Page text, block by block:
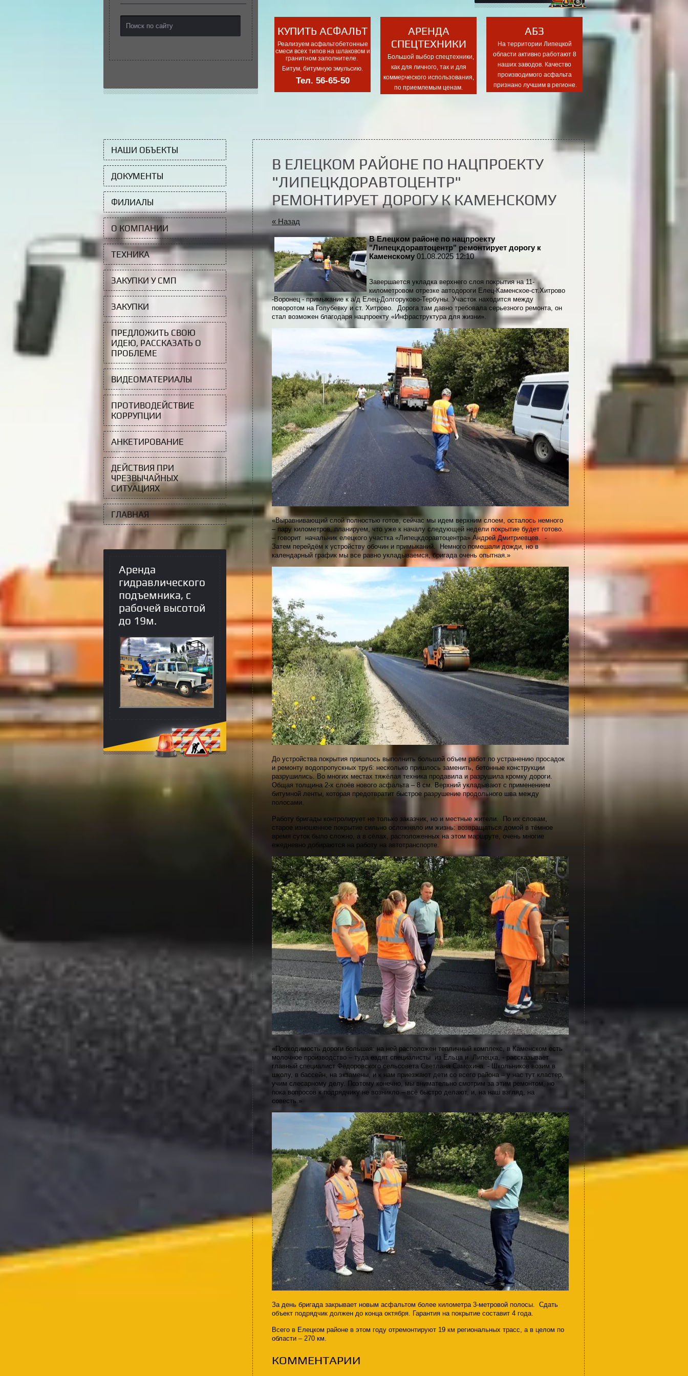
КУПИТЬ АСФАЛЬТ
Реализуем асфальтобетонные
смеси всех типов на шлаковом и
гранитном заполнителе.
Битум, битумную эмульсию.
Тел. 56-65-50
АРЕНДА
СПЕЦТЕХНИКИ
Большой выбор спецтехники,
как для личного, так и для
коммерческого использования,
по приемлемым ценам.
АБЗ
На территории Липецкой
области активно работают 8
наших заводов. Качество
производимого асфальта
признано лучшим в регионе.
В ЕЛЕЦКОМ РАЙОНЕ ПО НАЦПРОЕКТУ
"ЛИПЕЦКДОРАВТОЦЕНТР"
РЕМОНТИРУЕТ ДОРОГУ К КАМЕНСКОМУ
« Назад
В Елецком районе по нацпроекту
"Липецкдоравтоцентр" ремонтирует дорогу к
Каменскому 01.08.2025 12:10
Завершается укладка верхнего слоя покрытия на 11-
километровом отрезке автодороги Елец-Каменское-ст.Хитрово
-Воронец - примыкание к а/д Елец-Долгоруково-Тербуны. Участок находится между
поворотом на Голубевку и ст. Хитрово. Дорога там давно требовала серьезного ремонта, он
стал возможен благодаря нацпроекту «Инфраструктура для жизни».
«Выравнивающий слой полностью готов, сейчас мы идем верхним слоем, осталось немного
– пару километров, планируем, что уже к началу следующей недели покрытие будет готово.
– говорит начальник елецкого участка «Липецкдоравтоцентра» Андрей Дмитриевцев. -
Затем перейдём к устройству обочин и примыканий. Немного помешали дожди, но в
календарный график мы все равно укладываемся, бригада очень опытная.»
До устройства покрытия пришлось выполнить большой объем работ по устранению просадок
и ремонту водопропускных труб: несколько пришлось заменить, бетонные конструкции
разрушились. Во многих местах тяжёлая техника продавила и разрушила кромку дороги.
Общая толщина 2-х слоёв нового асфальта – 8 см. Верхний укладывают с применением
битумной ленты, которая предотвратит быстрое разрушение продольного шва между
полосами.
Работу бригады контролирует не только заказчик, но и местные жители. По их словам,
старое изношенное покрытие сильно осложняло им жизнь: возвращаться домой в тёмное
время суток было сложно, а в сёлах, расположенных на этом маршруте, очень многие
ежедневно добираются на работу на автотранспорте.
«Проходимость дороги большая: на ней расположен тепличный комплекс, в Каменском есть
молочное производство – туда ездят специалисты из Ельца и Липецка, - рассказывает
главный специалист Фёдоровского сельсовета Светлана Самохина. - Школьников возим в
школу, в бассейн, на экзамены, и к нам приезжают дети со всего района – у нас тут кластер,
учим слесарному делу. Поэтому конечно, мы внимательно смотрим за этим ремонтом, но
пока вопросов к подрядчику не возникло – всё быстро делают, и, на наш взгляд, на
совесть.»
За день бригада закрывает новым асфальтом более километра 3-метровой полосы. Сдать
объект подрядчик должен до конца октября. Гарантия на покрытие составит 4 года.
Всего в Елецком районе в этом году отремонтируют 19 км региональных трасс, а в целом по
области – 270 км.
КОММЕНТАРИИ
НАШИ ОБЪЕКТЫ
ДОКУМЕНТЫ
ФИЛИАЛЫ
О КОМПАНИИ
ТЕХНИКА
ЗАКУПКИ У СМП
ЗАКУПКИ
ПРЕДЛОЖИТЬ СВОЮ
ИДЕЮ, РАССКАЗАТЬ О
ПРОБЛЕМЕ
ВИДЕОМАТЕРИАЛЫ
ПРОТИВОДЕЙСТВИЕ
КОРРУПЦИИ
АНКЕТИРОВАНИЕ
ДЕЙСТВИЯ ПРИ
ЧРЕЗВЫЧАЙНЫХ
СИТУАЦИЯХ
ГЛАВНАЯ
Аренда
гидравлического
подъемника, с
рабочей высотой
до 19м.